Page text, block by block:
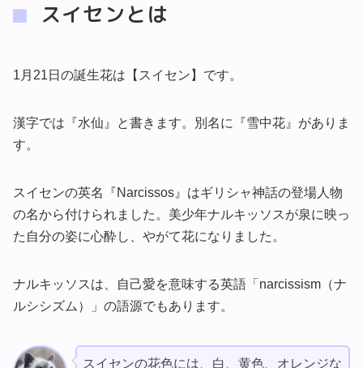
スイセンとは
1月21日の誕生花は【スイセン】です。
漢字では『水仙』と書きます。別名に『雪中花』がありま
す。
スイセンの英名『Narcissos』はギリシャ神話の登場人物
の名から付けられました。美少年ナルキッソスが泉に映っ
た自分の姿に心酔し、やがて花になりました。
ナルキッソスは、自己愛を意味する英語「narcissism（ナ
ルシシズム）」の語源でもあります。
スイセンの花色には、白、黄色、オレンジな